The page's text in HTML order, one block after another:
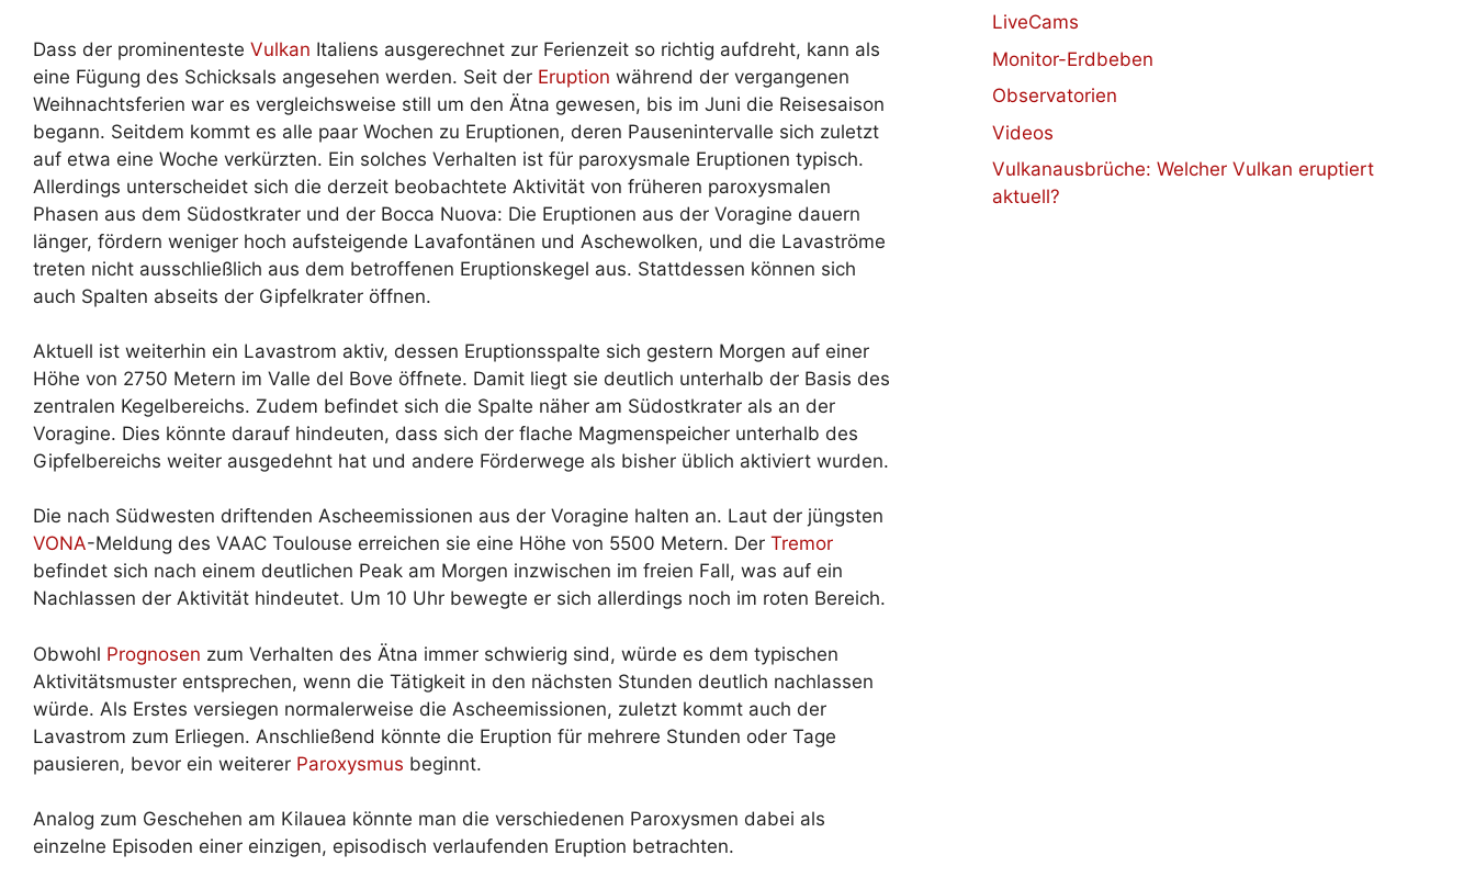
Dass der prominenteste Vulkan Italiens ausgerechnet zur Ferienzeit so richtig aufdreht, kann als
eine Fügung des Schicksals angesehen werden. Seit der Eruption während der vergangenen
Weihnachtsferien war es vergleichsweise still um den Ätna gewesen, bis im Juni die Reisesaison
begann. Seitdem kommt es alle paar Wochen zu Eruptionen, deren Pausenintervalle sich zuletzt
auf etwa eine Woche verkürzten. Ein solches Verhalten ist für paroxysmale Eruptionen typisch.
Allerdings unterscheidet sich die derzeit beobachtete Aktivität von früheren paroxysmalen
Phasen aus dem Südostkrater und der Bocca Nuova: Die Eruptionen aus der Voragine dauern
länger, fördern weniger hoch aufsteigende Lavafontänen und Aschewolken, und die Lavaströme
treten nicht ausschließlich aus dem betroffenen Eruptionskegel aus. Stattdessen können sich
auch Spalten abseits der Gipfelkrater öffnen.
Aktuell ist weiterhin ein Lavastrom aktiv, dessen Eruptionsspalte sich gestern Morgen auf einer
Höhe von 2750 Metern im Valle del Bove öffnete. Damit liegt sie deutlich unterhalb der Basis des
zentralen Kegelbereichs. Zudem befindet sich die Spalte näher am Südostkrater als an der
Voragine. Dies könnte darauf hindeuten, dass sich der flache Magmenspeicher unterhalb des
Gipfelbereichs weiter ausgedehnt hat und andere Förderwege als bisher üblich aktiviert wurden.
Die nach Südwesten driftenden Ascheemissionen aus der Voragine halten an. Laut der jüngsten
VONA-Meldung des VAAC Toulouse erreichen sie eine Höhe von 5500 Metern. Der Tremor
befindet sich nach einem deutlichen Peak am Morgen inzwischen im freien Fall, was auf ein
Nachlassen der Aktivität hindeutet. Um 10 Uhr bewegte er sich allerdings noch im roten Bereich.
Obwohl Prognosen zum Verhalten des Ätna immer schwierig sind, würde es dem typischen
Aktivitätsmuster entsprechen, wenn die Tätigkeit in den nächsten Stunden deutlich nachlassen
würde. Als Erstes versiegen normalerweise die Ascheemissionen, zuletzt kommt auch der
Lavastrom zum Erliegen. Anschließend könnte die Eruption für mehrere Stunden oder Tage
pausieren, bevor ein weiterer Paroxysmus beginnt.
Analog zum Geschehen am Kilauea könnte man die verschiedenen Paroxysmen dabei als
einzelne Episoden einer einzigen, episodisch verlaufenden Eruption betrachten.
LiveCams
Monitor-Erdbeben
Observatorien
Videos
Vulkanausbrüche: Welcher Vulkan eruptiert
aktuell?